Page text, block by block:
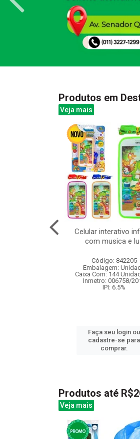
Produtos em
Veja mais
Celular interativo
com musica e
Código: 842205
Embalagem:
Caixa Com: 144
Inmetro: 006758/
IPI: 6.5%
Faça seu login ou
cadastre-se para
comprar.
Produtos até
Veja mais